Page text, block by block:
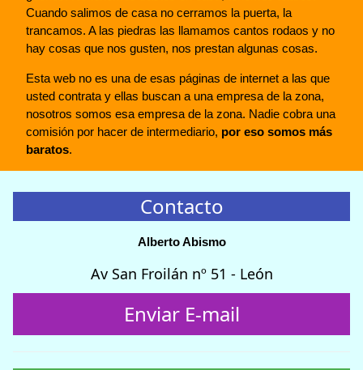
Cuando salimos de casa no cerramos la puerta, la
trancamos. A las piedras las llamamos cantos rodaos y no
hay cosas que nos gusten, nos prestan algunas cosas.
Esta web no es una de esas páginas de internet a las que
usted contrata y ellas buscan a una empresa de la zona,
nosotros somos esa empresa de la zona. Nadie cobra una
comisión por hacer de intermediario, por eso somos más
baratos.
Contacto
Alberto Abismo
Av San Froilán nº 51 - León
Enviar E-mail